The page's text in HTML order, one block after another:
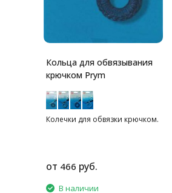
Кольца для обвязывания
крючком Prym
Колечки для обвязки крючком.
от 466 руб.
В наличии